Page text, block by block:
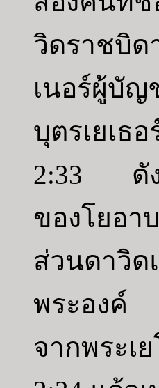
วิดราชบิ
เนอร์ผู้บั
บุตรเยเธ
2:33 ดัง
ของโยอา
ส่วนดาวิด
พระองค์
จากพระเ